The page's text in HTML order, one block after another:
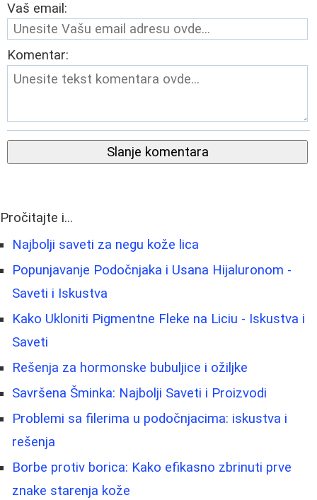
Vaš email:
Komentar:
Slanje komentara
Pročitajte i...
Najbolji saveti za negu kože lica
Popunjavanje Podočnjaka i Usana Hijaluronom -
Saveti i Iskustva
Kako Ukloniti Pigmentne Fleke na Liciu - Iskustva i
Saveti
Rešenja za hormonske bubuljice i ožiljke
Savršena Šminka: Najbolji Saveti i Proizvodi
Problemi sa filerima u podočnjacima: iskustva i
rešenja
Borbe protiv borica: Kako efikasno zbrinuti prve
znake starenja kože